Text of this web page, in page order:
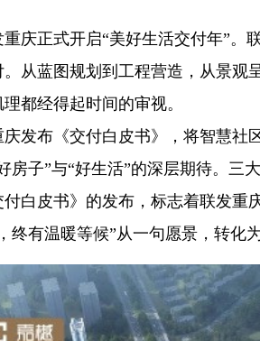
重庆正式开启“美好生活交付年”
从蓝图规划到工程营造，从景观
都经得起时间的审视。
庆发布《交付白皮书》，将智慧社
房子”与“好生活”的深层期待。三
白皮书》的发布，标志着联发重
终有温暖等候”从一句愿景，转化